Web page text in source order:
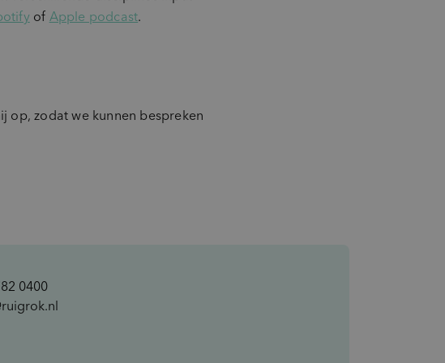
of Apple podcast.
op, zodat we kunnen bespreken
0400